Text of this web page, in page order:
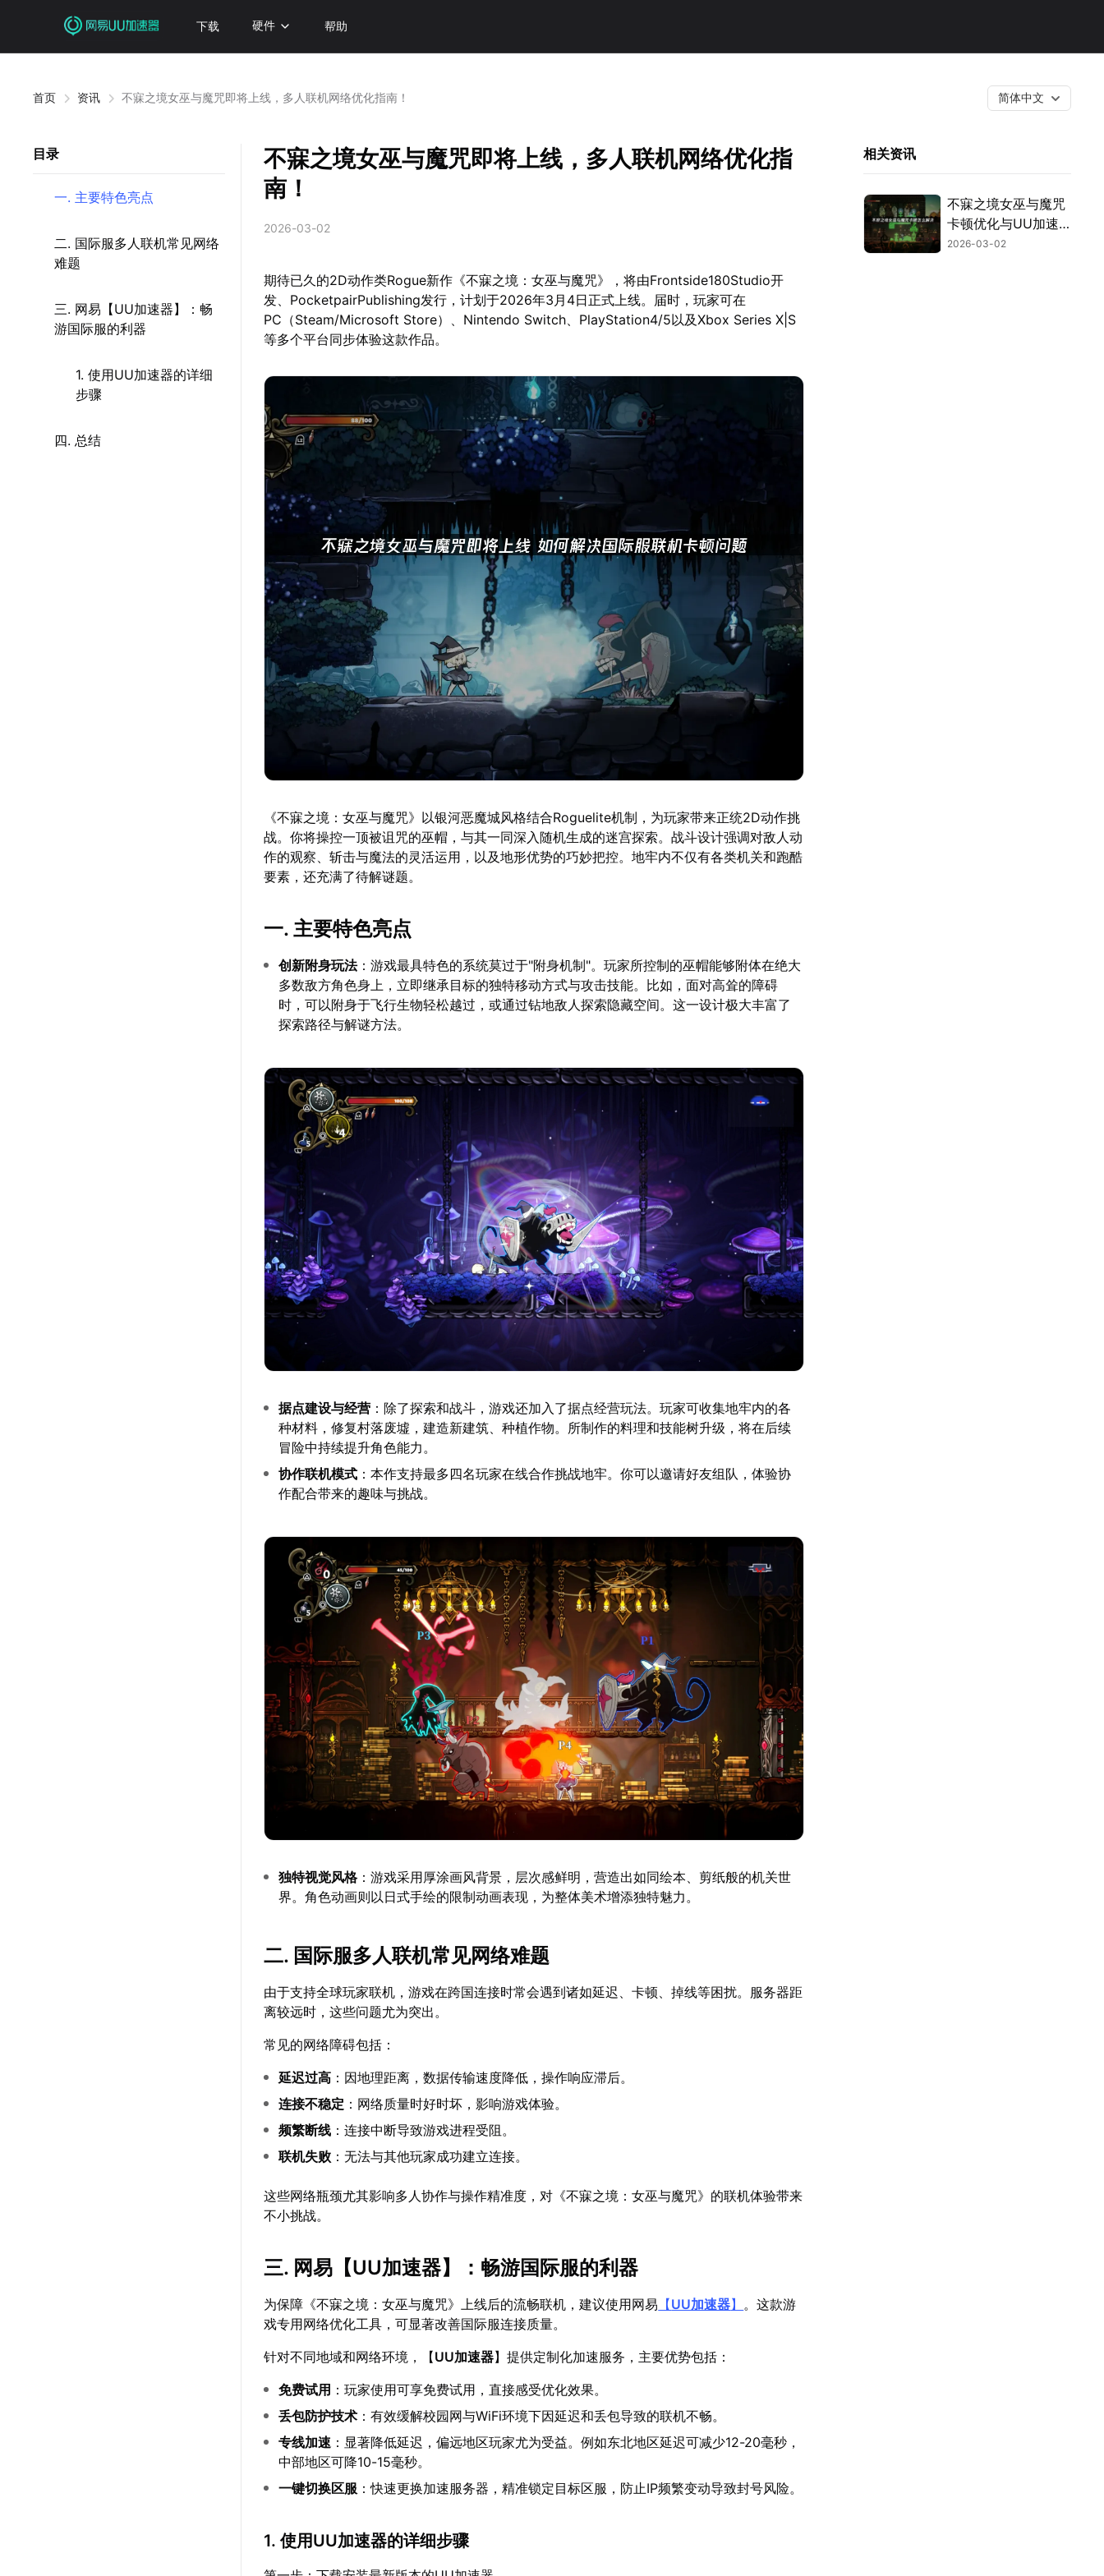
下载 硬件 帮助
首页 资讯 不寐之境女巫与魔咒即将上线，多人联机网络优化指南！ 简体中文
目录
一. 主要特色亮点
二. 国际服多人联机常见网络
难题
三. 网易【UU加速器】：畅
游国际服的利器
1. 使用UU加速器的详细
步骤
四. 总结
不寐之境女巫与魔咒即将上线，多人联机网络优化指
南！
2026-03-02
期待已久的2D动作类Rogue新作《不寐之境：女巫与魔咒》，将由Frontside180Studio开
发、PocketpairPublishing发行，计划于2026年3月4日正式上线。届时，玩家可在
PC（Steam/Microsoft Store）、Nintendo Switch、PlayStation4/5以及Xbox Series X|S
等多个平台同步体验这款作品。
《不寐之境：女巫与魔咒》以银河恶魔城风格结合Roguelite机制，为玩家带来正统2D动作挑
战。你将操控一顶被诅咒的巫帽，与其一同深入随机生成的迷宫探索。战斗设计强调对敌人动
作的观察、斩击与魔法的灵活运用，以及地形优势的巧妙把控。地牢内不仅有各类机关和跑酷
要素，还充满了待解谜题。
一. 主要特色亮点
创新附身玩法：游戏最具特色的系统莫过于"附身机制"。玩家所控制的巫帽能够附体在绝大
多数敌方角色身上，立即继承目标的独特移动方式与攻击技能。比如，面对高耸的障碍
时，可以附身于飞行生物轻松越过，或通过钻地敌人探索隐藏空间。这一设计极大丰富了
探索路径与解谜方法。
据点建设与经营 ：除了探索和战斗，游戏还加入了据点经营玩法。玩家可收集地牢内的各
种材料，修复村落废墟，建造新建筑、种植作物。所制作的料理和技能树升级，将在后续
冒险中持续提升角色能力。
协作联机模式 ：本作支持最多四名玩家在线合作挑战地牢。你可以邀请好友组队，体验协
作配合带来的趣味与挑战。
独特视觉风格：游戏采用厚涂画风背景，层次感鲜明，营造出如同绘本、剪纸般的机关世
界。角色动画则以日式手绘的限制动画表现，为整体美术增添独特魅力。
二. 国际服多人联机常见网络难题
由于支持全球玩家联机，游戏在跨国连接时常会遇到诸如延迟、卡顿、掉线等困扰。服务器距
离较远时，这些问题尤为突出。
常见的网络障碍包括：
延迟过高 ：因地理距离，数据传输速度降低，操作响应滞后。
连接不稳定 ：网络质量时好时坏，影响游戏体验。
频繁断线 ：连接中断导致游戏进程受阻。
联机失败 ：无法与其他玩家成功建立连接。
这些网络瓶颈尤其影响多人协作与操作精准度，对《不寐之境：女巫与魔咒》的联机体验带来
不小挑战。
三. 网易【UU加速器】：畅游国际服的利器
为保障《不寐之境：女巫与魔咒》上线后的流畅联机，建议使用网易 【UU加速器】 。这款游
戏专用网络优化工具，可显著改善国际服连接质量。
针对不同地域和网络环境，【UU加速器】提供定制化加速服务，主要优势包括：
免费试用 ：玩家使用可享免费试用，直接感受优化效果。
丢包防护技术 ：有效缓解校园网与WiFi环境下因延迟和丢包导致的联机不畅。
专线加速 ：显著降低延迟，偏远地区玩家尤为受益。例如东北地区延迟可减少12-20毫秒，
中部地区可降10-15毫秒。
一键切换区服 ：快速更换加速服务器，精准锁定目标区服，防止IP频繁变动导致封号风险。
1. 使用UU加速器的详细步骤
相关资讯
不寐之境女巫与魔咒
卡顿优化与UU加速
器实用指南！
2026-03-02